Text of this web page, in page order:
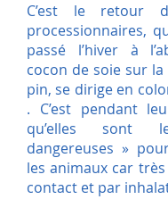
C’est le retour
processionnaires,
passé l’hiver à
cocon de soie sur la
pin, se dirige en
. C’est pendant
qu’elles
dangereuses »
les animaux car
contact et par